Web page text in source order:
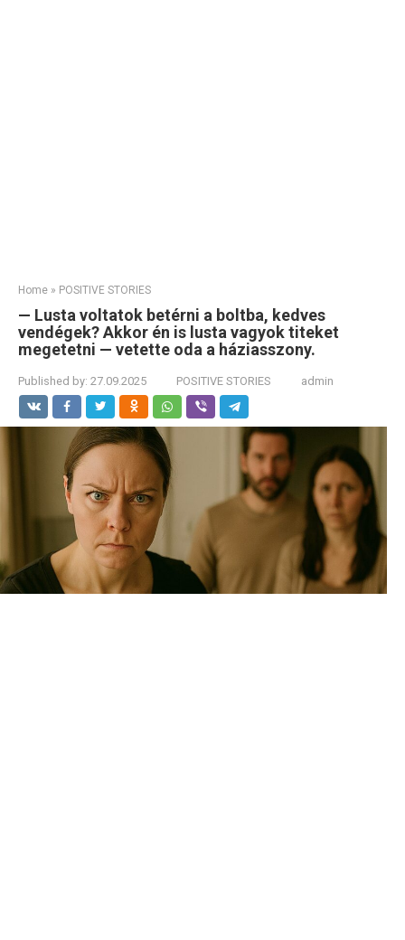
Home » POSITIVE STORIES
— Lusta voltatok betérni a boltba, kedves
vendégek? Akkor én is lusta vagyok titeket
megetetni — vetette oda a háziasszony.
Published by: 27.09.2025 POSITIVE STORIES admin